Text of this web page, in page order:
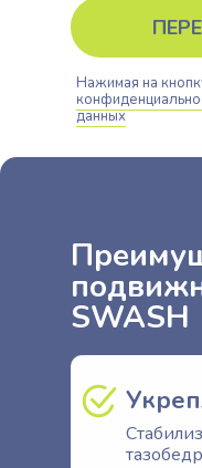
Нажимая на
данных
SWASH